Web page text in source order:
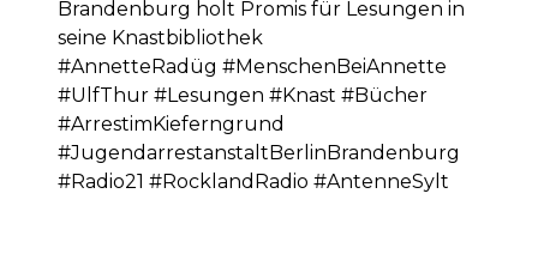
Brandenburg holt Promis für Lesungen in
seine Knastbibliothek
#AnnetteRadüg #MenschenBeiAnnette
#UlfThur #Lesungen #Knast #Bücher
#ArrestimKieferngrund
#JugendarrestanstaltBerlinBrandenburg
#Radio21 #RocklandRadio #AntenneSylt